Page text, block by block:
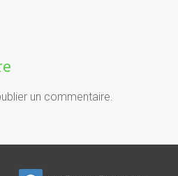
un commentaire.